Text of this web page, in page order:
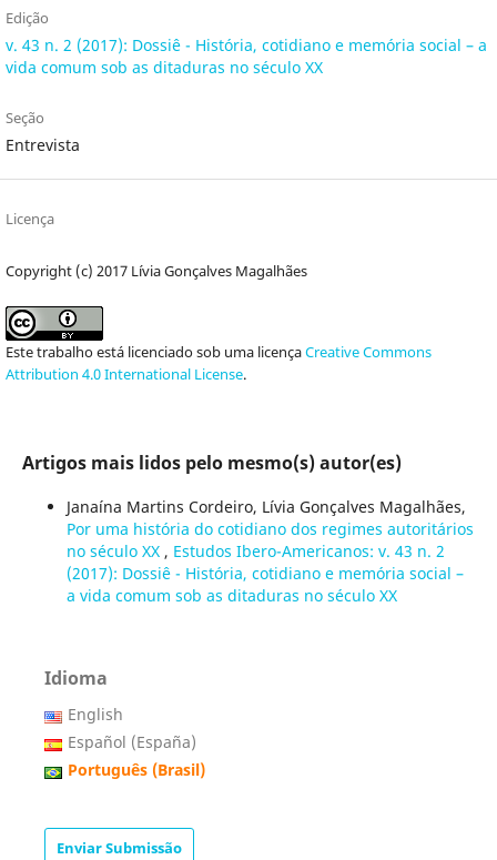
Edição
v. 43 n. 2 (2017): Dossiê - História, cotidiano e memória social – a
vida comum sob as ditaduras no século XX
Seção
Entrevista
Licença
Copyright (c) 2017 Lívia Gonçalves Magalhães
Este trabalho está licenciado sob uma licençaCreative Commons
Attribution 4.0 International License.
Artigos mais lidos pelo mesmo(s) autor(es)
Janaína Martins Cordeiro, Lívia Gonçalves Magalhães,
Por uma história do cotidiano dos regimes autoritários
no século XX , Estudos Ibero-Americanos: v. 43 n. 2
(2017): Dossiê - História, cotidiano e memória social –
a vida comum sob as ditaduras no século XX
Idioma
English
Español (España)
Português (Brasil)
Enviar Submissão